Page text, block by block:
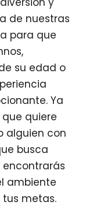
de nuestras
para que
su edad o
Ya
quiere
alguien con
busca
encontrarás
ambiente
metas.